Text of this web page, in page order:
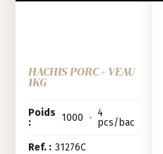
HACHIS PORC + VEAU
1KG
Poids
:
1000 • 4
pcs/bac
Ref. : 31276C